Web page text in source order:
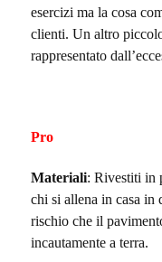
esercizi ma la cosa
clienti. Un altro
rappresentato
Pro
Materiali: Rivestiti in
chi si allena in casa in
rischio che il
incautamente a terra.